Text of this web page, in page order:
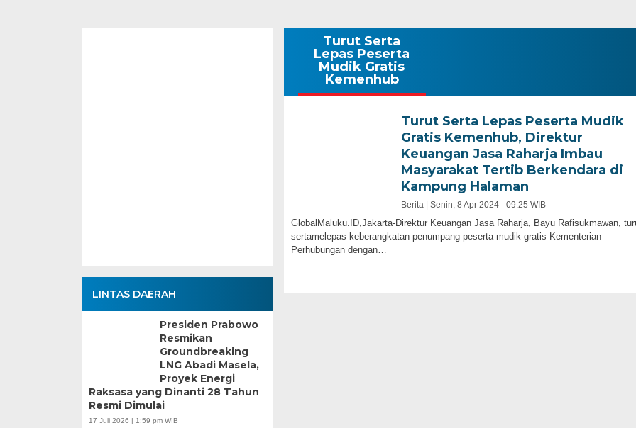
LINTAS DAERAH
Presiden Prabowo
Resmikan
Groundbreaking
LNG Abadi Masela,
Proyek Energi
Raksasa yang Dinanti 28 Tahun
Resmi Dimulai
17 Juli 2026 | 1:59 pm WIB
Turut Serta
Lepas Peserta
Mudik Gratis
Kemenhub
Turut Serta Lepas Peserta Mudik
Gratis Kemenhub, Direktur
Keuangan Jasa Raharja Imbau
Masyarakat Tertib Berkendara di
Kampung Halaman
Berita | Senin, 8 Apr 2024 - 09:25 WIB
GlobalMaluku.ID,Jakarta-Direktur Keuangan Jasa Raharja, Bayu Rafisukmawan,
sertamelepas keberangkatan penumpang peserta mudik gratis Kementerian
Perhubungan dengan…